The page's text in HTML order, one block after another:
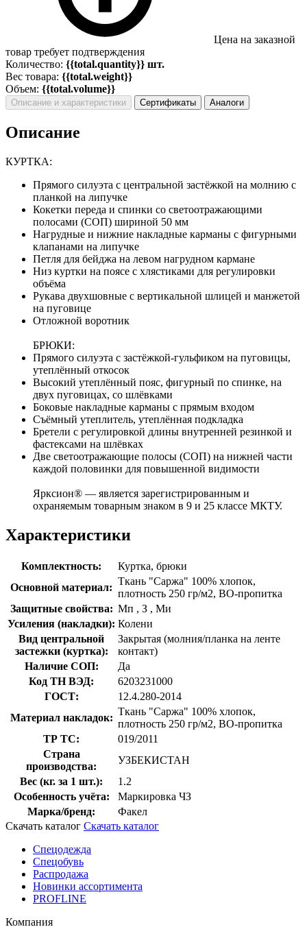
Цена на заказной
товар требует подтверждения
Количество: {{total.quantity}} шт.
Вес товара: {{total.weight}}
Объем: {{total.volume}}
Описание и характеристики Сертификаты Аналоги
Описание
КУРТКА:
Прямого силуэта с центральной застёжкой на молнию с
планкой на липучке
Кокетки переда и спинки со светоотражающими
полосами (СОП) шириной 50 мм
Нагрудные и нижние накладные карманы с фигурными
клапанами на липучке
Петля для бейджа на левом нагрудном кармане
Низ куртки на поясе с хлястиками для регулировки
объёма
Рукава двухшовные с вертикальной шлицей и манжетой
на пуговице
Отложной воротник
БРЮКИ:
Прямого силуэта с застёжкой-гульфиком на пуговицы,
утеплённый откосок
Высокий утеплённый пояс, фигурный по спинке, на
двух пуговицах, со шлёвками
Боковые накладные карманы с прямым входом
Съёмный утеплитель, утеплённая подкладка
Бретели с регулировкой длины внутренней резинкой и
фастексами на шлёвках
Две светоотражающие полосы (СОП) на нижней части
каждой половинки для повышенной видимости
Ярксион® — является зарегистрированным и
охраняемым товарным знаком в 9 и 25 классе МКТУ.
Характеристики
Комплектность:
Куртка, брюки
Основной материал:
Ткань "Саржа" 100% хлопок,
плотность 250 гр/м2, ВО-пропитка
Защитные свойства: Мп , З , Ми
Усиления (накладки): Колени
Вид центральной
застежки (куртка):
Закрытая (молния/планка на ленте
контакт)
Наличие СОП:
Да
Код ТН ВЭД:
6203231000
ГОСТ:
12.4.280-2014
Материал накладок:
Ткань "Саржа" 100% хлопок,
плотность 250 гр/м2, ВО-пропитка
ТР ТС:
019/2011
Страна
производства:
УЗБЕКИСТАН
Вес (кг. за 1 шт.):
1.2
Особенность учёта:
Маркировка ЧЗ
Марка/бренд:
Факел
Скачать каталог Скачать каталог
Спецодежда
Спецобувь
Распродажа
Новинки ассортимента
PROFLINE
Компания